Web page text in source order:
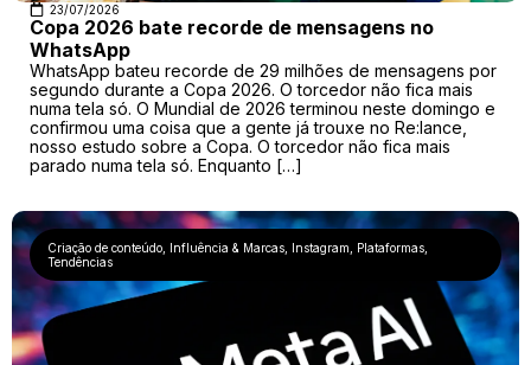
23/07/2026
Copa 2026 bate recorde de mensagens no
WhatsApp
WhatsApp bateu recorde de 29 milhões de mensagens por
segundo durante a Copa 2026. O torcedor não fica mais
numa tela só. O Mundial de 2026 terminou neste domingo e
confirmou uma coisa que a gente já trouxe no Re:lance,
nosso estudo sobre a Copa. O torcedor não fica mais
parado numa tela só. Enquanto […]
Criação de conteúdo Influência & Marcas Instagram Plataformas
Tendências